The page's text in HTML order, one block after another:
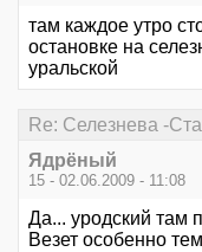
там каждое утро
остановке на
уральской
Re: Селезнева -
Ядрёный
15 - 02.06.2009 - 11:08
Да... уродский там
Везет особенно